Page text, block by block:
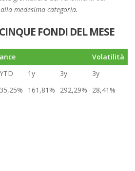
medesima categoria.
FONDI DEL MESE
Volatilità
YTD 1y 3y
3y
35,25% 161,81% 292,29% 28,41%